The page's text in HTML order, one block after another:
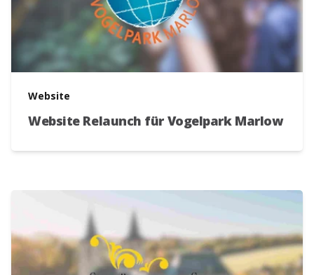
Website
Website Relaunch für Vogelpark Marlow